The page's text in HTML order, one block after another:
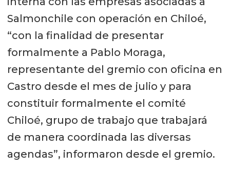
Salmonchile con operación en Chiloé,
“con la finalidad de presentar
formalmente a Pablo Moraga,
representante del gremio con oficina en
Castro desde el mes de julio y para
constituir formalmente el comité
Chiloé, grupo de trabajo que trabajará
de manera coordinada las diversas
agendas”, informaron desde el gremio.